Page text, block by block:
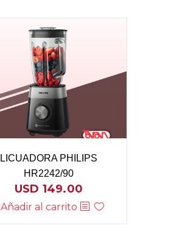
LICUADORA PHILIPS
HR2242/90
USD 149.00
Añadir al carrito